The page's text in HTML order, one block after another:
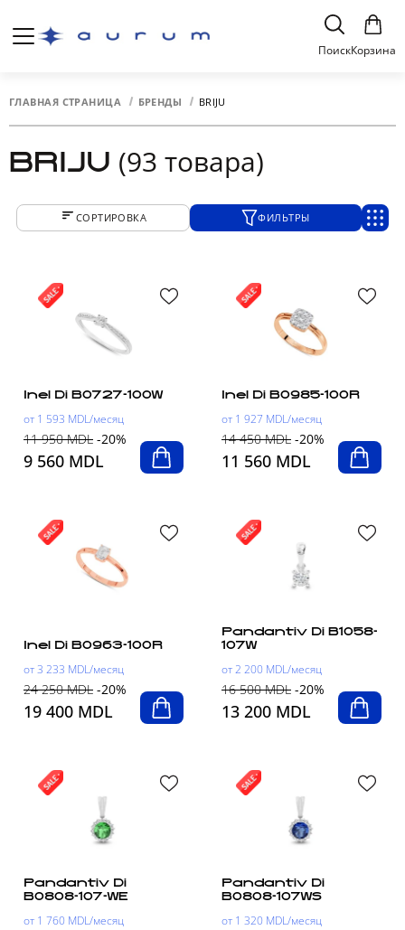
ПоискКорзина
ГЛАВНАЯ СТРАНИЦА БРЕНДЫ BRIJU
BRIJU (93 товара)
СОРТИРОВКА ФИЛЬТРЫ
Inel Di B0727-100W
от 1 593 MDL/месяц
9 560 MDL
11 950 MDL -20%
Inel Di B0985-100R
от 1 927 MDL/месяц
11 560 MDL
14 450 MDL -20%
Inel Di B0963-100R
от 3 233 MDL/месяц
19 400 MDL
24 250 MDL -20%
Pandantiv Di B1058-
107W
от 2 200 MDL/месяц
13 200 MDL
16 500 MDL -20%
Pandantiv Di
B0808-107-WE
от 1 760 MDL/месяц
Pandantiv Di
B0808-107WS
от 1 320 MDL/месяц